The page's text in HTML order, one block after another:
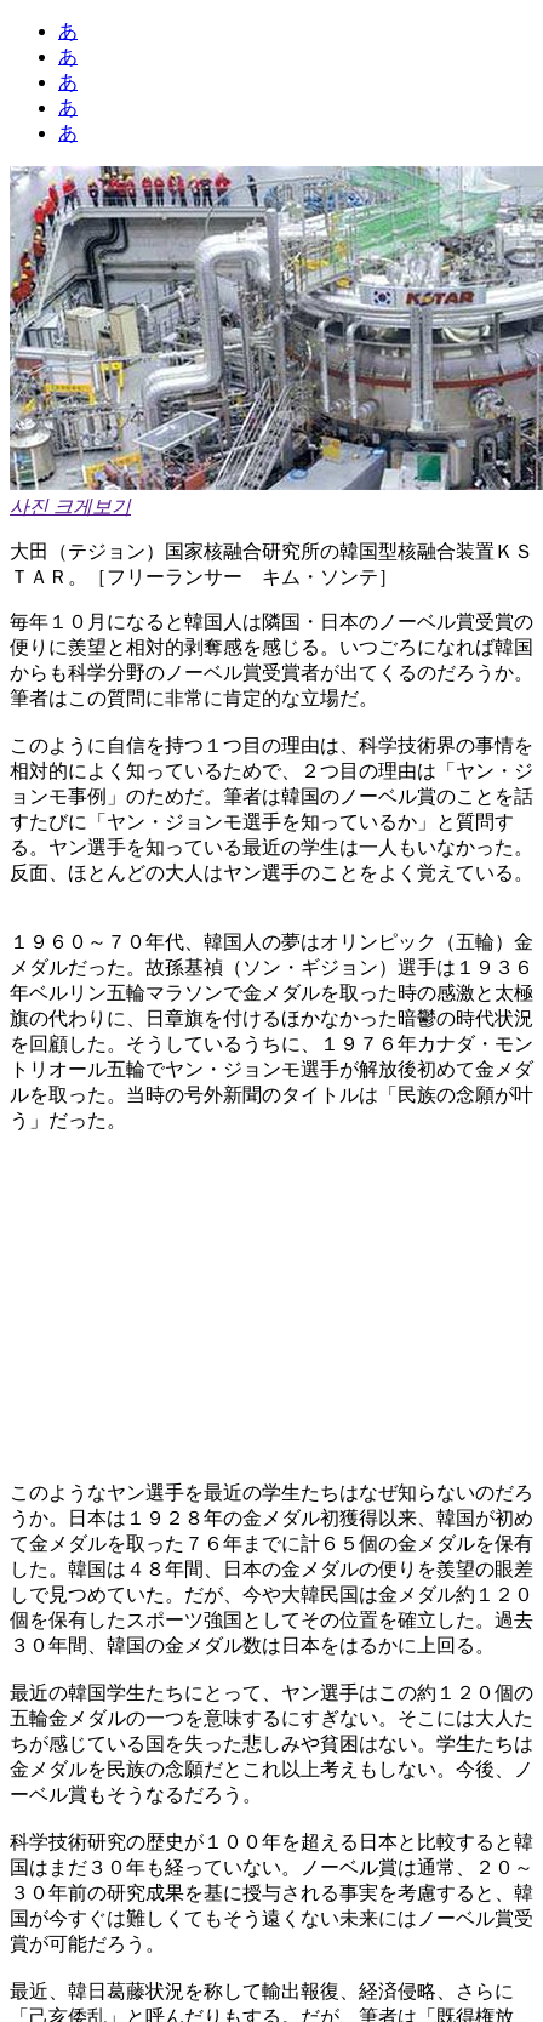
あ
あ
あ
あ
あ
사진 크게보기
大田（テジョン）国家核融合研究所の韓国型核融合装置ＫＳ
ＴＡＲ。［フリーランサー キム・ソンテ］
毎年１０月になると韓国人は隣国・日本のノーベル賞受賞の
便りに羨望と相対的剥奪感を感じる。いつごろになれば韓国
からも科学分野のノーベル賞受賞者が出てくるのだろうか。
筆者はこの質問に非常に肯定的な立場だ。
このように自信を持つ１つ目の理由は、科学技術界の事情を
相対的によく知っているためで、２つ目の理由は「ヤン・ジ
ョンモ事例」のためだ。筆者は韓国のノーベル賞のことを話
すたびに「ヤン・ジョンモ選手を知っているか」と質問す
る。ヤン選手を知っている最近の学生は一人もいなかった。
反面、ほとんどの大人はヤン選手のことをよく覚えている。
１９６０～７０年代、韓国人の夢はオリンピック（五輪）金
メダルだった。故孫基禎（ソン・ギジョン）選手は１９３６
年ベルリン五輪マラソンで金メダルを取った時の感激と太極
旗の代わりに、日章旗を付けるほかなかった暗鬱の時代状況
を回顧した。そうしているうちに、１９７６年カナダ・モン
トリオール五輪でヤン・ジョンモ選手が解放後初めて金メダ
ルを取った。当時の号外新聞のタイトルは「民族の念願が叶
う」だった。
このようなヤン選手を最近の学生たちはなぜ知らないのだろ
うか。日本は１９２８年の金メダル初獲得以来、韓国が初め
て金メダルを取った７６年までに計６５個の金メダルを保有
した。韓国は４８年間、日本の金メダルの便りを羨望の眼差
しで見つめていた。だが、今や大韓民国は金メダル約１２０
個を保有したスポーツ強国としてその位置を確立した。過去
３０年間、韓国の金メダル数は日本をはるかに上回る。
最近の韓国学生たちにとって、ヤン選手はこの約１２０個の
五輪金メダルの一つを意味するにすぎない。そこには大人た
ちが感じている国を失った悲しみや貧困はない。学生たちは
金メダルを民族の念願だとこれ以上考えもしない。今後、ノ
ーベル賞もそうなるだろう。
科学技術研究の歴史が１００年を超える日本と比較すると韓
国はまだ３０年も経っていない。ノーベル賞は通常、２０～
３０年前の研究成果を基に授与される事実を考慮すると、韓
国が今すぐは難しくてもそう遠くない未来にはノーベル賞受
賞が可能だろう。
最近、韓日葛藤状況を称して輸出報復、経済侵略、さらに
「己亥倭乱」と呼んだりもする。だが、筆者は「既得権放